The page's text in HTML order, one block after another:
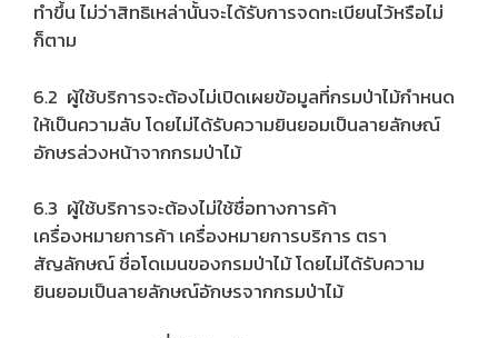
ทำขึ้น ไม่ว่าสิทธิเหล่านั้นจะได้รับการจดทะเบียนไว้หรือไม่
ก็ตาม
6.2 ผู้ใช้บริการจะต้องไม่เปิดเผยข้อมูลที่กรมป่าไม้กำหนด
ให้เป็นความลับ โดยไม่ได้รับความยินยอมเป็นลายลักษณ์
อักษรล่วงหน้าจากกรมป่าไม้
6.3 ผู้ใช้บริการจะต้องไม่ใช้ชื่อทางการค้า
เครื่องหมายการค้า เครื่องหมายการบริการ ตรา
สัญลักษณ์ ชื่อโดเมนของกรมป่าไม้ โดยไม่ได้รับความ
ยินยอมเป็นลายลักษณ์อักษรจากกรมป่าไม้